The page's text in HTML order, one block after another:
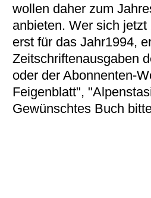
wollen daher zum
anbieten. Wer sich
erst für das Jahr1994,
Zeitschriftenausgaben
oder der Abonnenten-
Feigenblatt",
Gewünschtes Buch